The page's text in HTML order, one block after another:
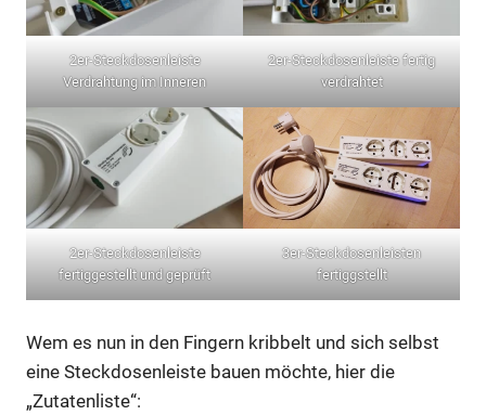
2er-Steckdosenleiste
Verdrahtung im Inneren
2er-Steckdosenleiste fertig
verdrahtet
2er-Steckdosenleiste
fertiggestellt und geprüft
3er-Steckdosenleisten
fertiggstellt
Wem es nun in den Fingern kribbelt und sich selbst
eine Steckdosenleiste bauen möchte, hier die
„Zutatenliste“: